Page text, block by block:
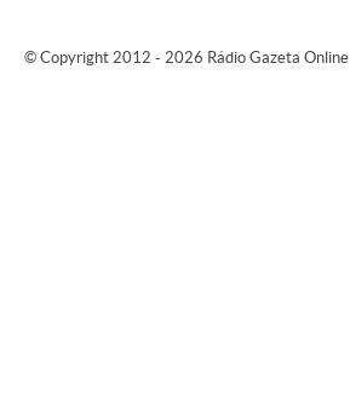
© Copyright 2012 - 2026 Rádio Gazeta Online